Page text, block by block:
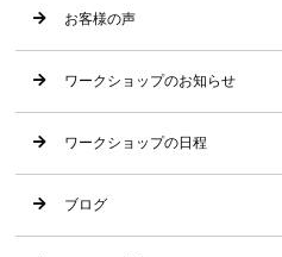
お客様の声
ワークショップのお知らせ
ワークショップの日程
ブログ